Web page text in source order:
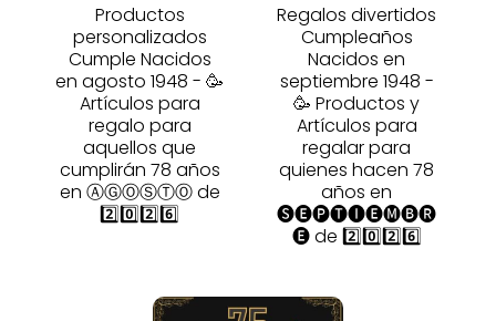
Productos
personalizados
Cumple Nacidos
en agosto 1948 - 🥳
Artículos para
regalo para
aquellos que
cumplirán 78 años
en ⒶⒼⓄⓈⓉⓄ de
2️⃣0️⃣2️⃣6️⃣
Regalos divertidos
Cumpleaños
Nacidos en
septiembre 1948 -
🥳 Productos y
Artículos para
regalar para
quienes hacen 78
años en
🅢🅔🅟🅣🅘🅔🅜🅑🅡
🅔 de 2️⃣0️⃣2️⃣6️⃣